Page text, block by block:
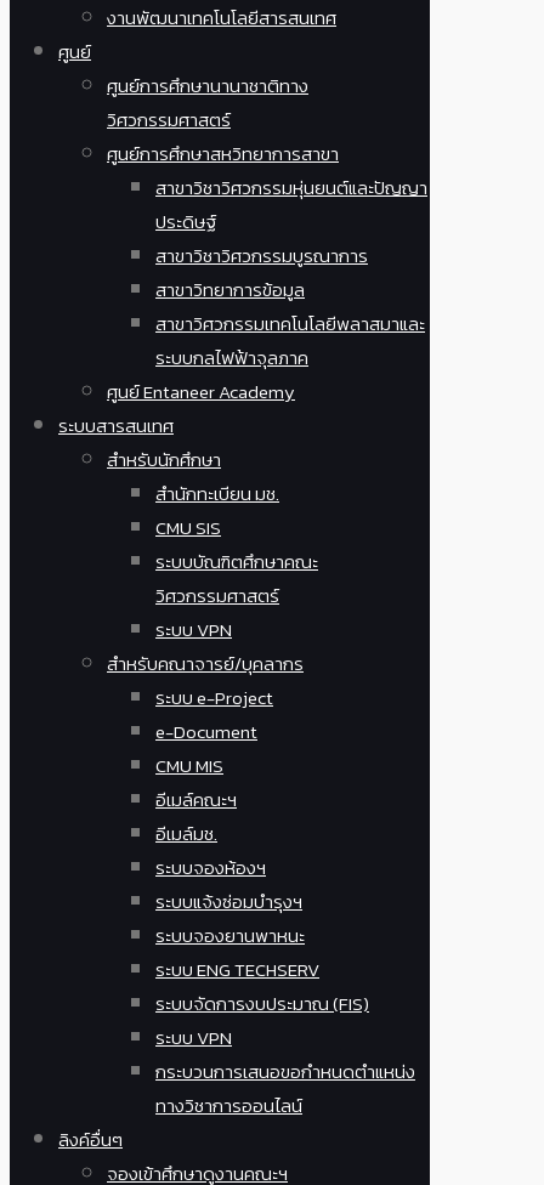
งานพัฒนาเทคโนโลยีสารสนเทศ
ศูนย์
ศูนย์การศึกษานานาชาติทาง
วิศวกรรมศาสตร์
ศูนย์การศึกษาสหวิทยาการสาขา
สาขาวิชาวิศวกรรมหุ่นยนต์และปัญญา
ประดิษฐ์
สาขาวิชาวิศวกรรมบูรณาการ
สาขาวิทยาการข้อมูล
สาขาวิศวกรรมเทคโนโลยีพลาสมาและ
ระบบกลไฟฟ้าจุลภาค
ศูนย์ Entaneer Academy
ระบบสารสนเทศ
สำหรับนักศึกษา
สำนักทะเบียน มช.
CMU SIS
ระบบบัณฑิตศึกษาคณะ
วิศวกรรมศาสตร์
ระบบ VPN
สำหรับคณาจารย์/บุคลากร
ระบบ e-Project
e-Document
CMU MIS
อีเมล์คณะฯ
อีเมล์มช.
ระบบจองห้องฯ
ระบบแจ้งซ่อมบำรุงฯ
ระบบจองยานพาหนะ
ระบบ ENG TECHSERV
ระบบจัดการงบประมาณ (FIS)
ระบบ VPN
กระบวนการเสนอขอกำหนดตำแหน่ง
ทางวิชาการออนไลน์
ลิงค์อื่นๆ
จองเข้าศึกษาดูงานคณะฯ